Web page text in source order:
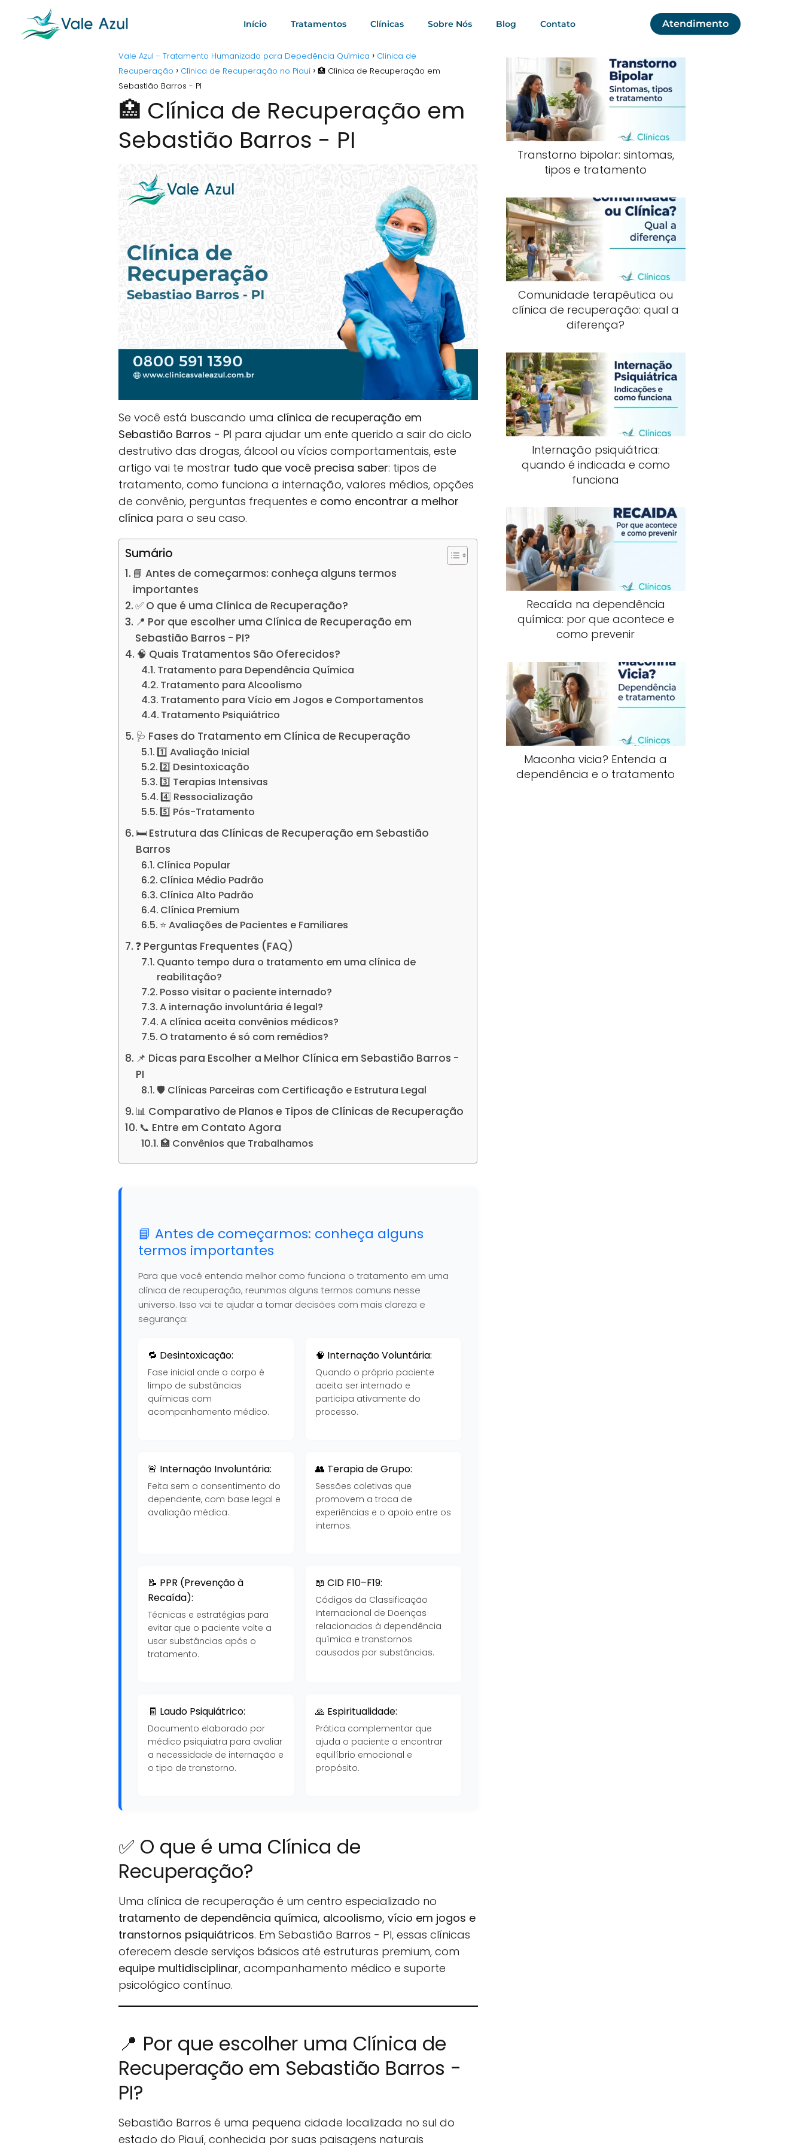
Início Tratamentos Clínicas Sobre Nós Blog Contato Atendimento
Vale Azul - Tratamento Humanizado para Depedência Química
Clinica de
Recuperação
Clínica de Recuperação no Piauí
🏥 Clínica de Recuperação em
Sebastião Barros - PI
🏥 Clínica de Recuperação em
Sebastião Barros - PI
Se você está buscando uma clínica de recuperação em
Sebastião Barros - PI para ajudar um ente querido a sair do ciclo
destrutivo das drogas, álcool ou vícios comportamentais, este
artigo vai te mostrar tudo que você precisa saber: tipos de
tratamento, como funciona a internação, valores médios, opções
de convênio, perguntas frequentes e como encontrar a melhor
clínica para o seu caso.
Sumário
📘 Antes de começarmos: conheça alguns termos
importantes
✅ O que é uma Clínica de Recuperação?
📍 Por que escolher uma Clínica de Recuperação em
Sebastião Barros - PI?
🧠 Quais Tratamentos São Oferecidos?
Tratamento para Dependência Química
Tratamento para Alcoolismo
Tratamento para Vício em Jogos e Comportamentos
Tratamento Psiquiátrico
🩺 Fases do Tratamento em Clínica de Recuperação
1️⃣ Avaliação Inicial
2️⃣ Desintoxicação
3️⃣ Terapias Intensivas
4️⃣ Ressocialização
5️⃣ Pós-Tratamento
🛏️ Estrutura das Clínicas de Recuperação em Sebastião
Barros
Clínica Popular
Clínica Médio Padrão
Clínica Alto Padrão
Clínica Premium
⭐ Avaliações de Pacientes e Familiares
❓ Perguntas Frequentes (FAQ)
Quanto tempo dura o tratamento em uma clínica de
reabilitação?
Posso visitar o paciente internado?
A internação involuntária é legal?
A clínica aceita convênios médicos?
O tratamento é só com remédios?
📌 Dicas para Escolher a Melhor Clínica em Sebastião Barros -
PI
🛡️ Clínicas Parceiras com Certificação e Estrutura Legal
📊 Comparativo de Planos e Tipos de Clínicas de Recuperação
📞 Entre em Contato Agora
🏥 Convênios que Trabalhamos
📘 Antes de começarmos: conheça alguns
termos importantes
Para que você entenda melhor como funciona o tratamento em uma
clínica de recuperação, reunimos alguns termos comuns nesse
universo. Isso vai te ajudar a tomar decisões com mais clareza e
segurança:
🔁 Desintoxicação:
Fase inicial onde o corpo é
limpo de substâncias
químicas com
acompanhamento médico.
🧠 Internação Voluntária:
Quando o próprio paciente
aceita ser internado e
participa ativamente do
processo.
🚨 Internação Involuntária:
Feita sem o consentimento do
dependente, com base legal e
avaliação médica.
👥 Terapia de Grupo:
Sessões coletivas que
promovem a troca de
experiências e o apoio entre os
internos.
📝 PPR (Prevenção à
Recaída):
Técnicas e estratégias para
evitar que o paciente volte a
usar substâncias após o
tratamento.
📖 CID F10–F19:
Códigos da Classificação
Internacional de Doenças
relacionados à dependência
química e transtornos
causados por substâncias.
🧾 Laudo Psiquiátrico:
Documento elaborado por
médico psiquiatra para avaliar
a necessidade de internação e
o tipo de transtorno.
🙏 Espiritualidade:
Prática complementar que
ajuda o paciente a encontrar
equilíbrio emocional e
propósito.
✅ O que é uma Clínica de
Recuperação?
Uma clínica de recuperação é um centro especializado no
tratamento de dependência química, alcoolismo, vício em jogos e
transtornos psiquiátricos. Em Sebastião Barros - PI, essas clínicas
oferecem desde serviços básicos até estruturas premium, com
equipe multidisciplinar, acompanhamento médico e suporte
psicológico contínuo.
📍 Por que escolher uma Clínica de
Recuperação em Sebastião Barros -
PI?
Sebastião Barros é uma pequena cidade localizada no sul do
estado do Piauí, conhecida por suas paisagens naturais
Transtorno bipolar: sintomas,
tipos e tratamento
Comunidade terapêutica ou
clínica de recuperação: qual a
diferença?
Internação psiquiátrica:
quando é indicada e como
funciona
Recaída na dependência
química: por que acontece e
como prevenir
Maconha vicia? Entenda a
dependência e o tratamento